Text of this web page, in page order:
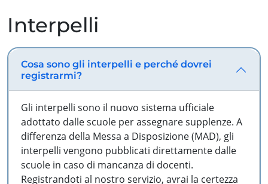
Interpelli
Cosa sono gli interpelli e perché dovrei
registrarmi?
Gli interpelli sono il nuovo sistema ufficiale
adottato dalle scuole per assegnare supplenze. A
differenza della Messa a Disposizione (MAD), gli
interpelli vengono pubblicati direttamente dalle
scuole in caso di mancanza di docenti.
Registrandoti al nostro servizio, avrai la certezza